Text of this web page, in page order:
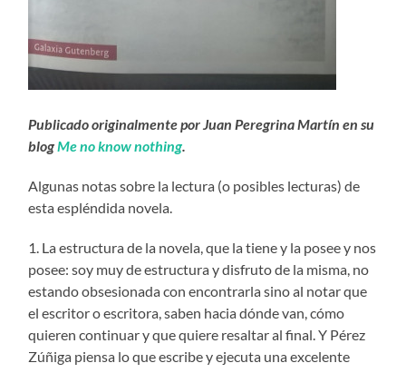
Publicado originalmente por Juan Peregrina Martín en su
blogMe no know nothing
Algunas notas sobre la lectura (o posibles lecturas) de
esta espléndida novela.
1. La estructura de la novela, que la tiene y la posee y nos
posee: soy muy de estructura y disfruto de la misma, no
estando obsesionada con encontrarla sino al notar que
el escritor o escritora, saben hacia dónde van, cómo
quieren continuar y que quiere resaltar al final. Y Pérez
Zúñiga piensa lo que escribe y ejecuta una excelente